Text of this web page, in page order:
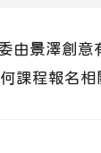
由景澤創
課程報名